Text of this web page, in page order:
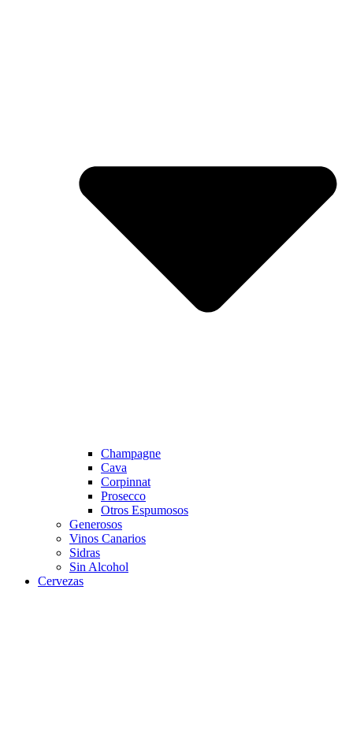
Champagne
Cava
Corpinnat
Prosecco
Otros Espumosos
Generosos
Vinos Canarios
Sidras
Sin Alcohol
Cervezas